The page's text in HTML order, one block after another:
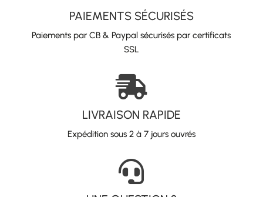
PAIEMENTS SÉCURISÉS
Paiements par CB & Paypal sécurisés par certificats
SSL

LIVRAISON RAPIDE
Expédition sous 2 à 7 jours ouvrés
